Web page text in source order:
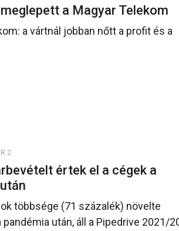
a Magyar Telekom
a vártnál jobban nőtt a profit és a
2.
értek el a cégek a
többsége (71 százalék) növelte
után, áll a Pipedrive 2021/